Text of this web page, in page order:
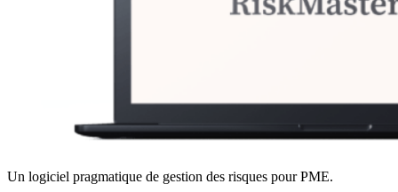
Un logiciel pragmatique de gestion des risques pour PME.